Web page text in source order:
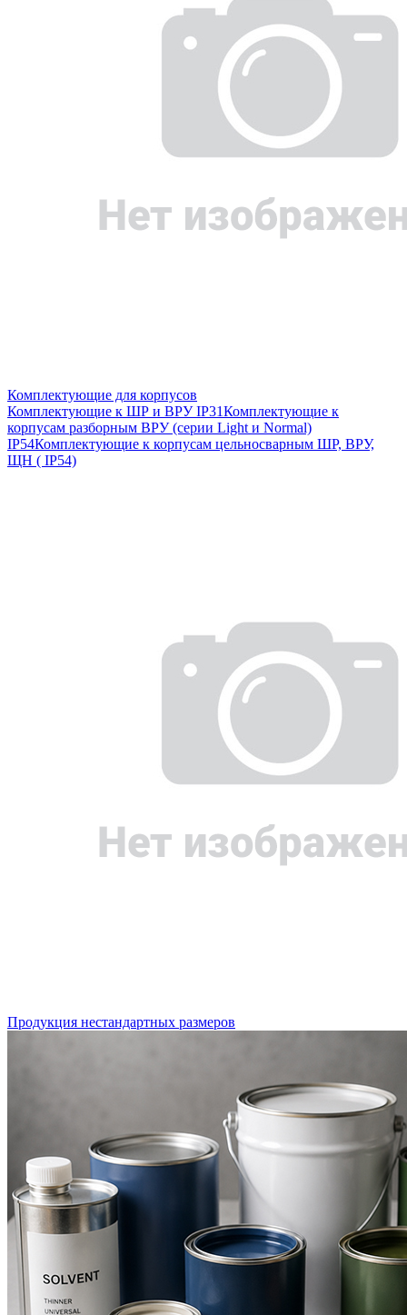
Комплектующие для корпусов
Комплектующие к ШР и ВРУ IP31Комплектующие к
корпусам разборным ВРУ (серии Light и Normal)
IP54Комплектующие к корпусам цельносварным ШР, ВРУ,
ЩН ( IP54)
Продукция нестандартных размеров